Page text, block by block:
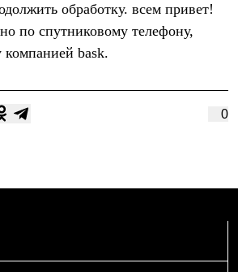
обработку. всем привет!
по спутниковому телефону,
компанией bask.
0